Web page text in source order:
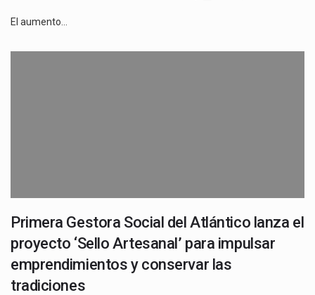
El aumento…
Primera Gestora Social del Atlántico lanza el
proyecto ‘Sello Artesanal’ para impulsar
emprendimientos y conservar las
tradiciones